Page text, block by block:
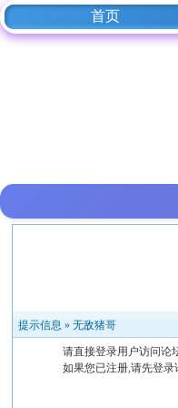
首页
提示信息 »无敌猪哥
请直接登录用户访问论
如果您已注册,请先登